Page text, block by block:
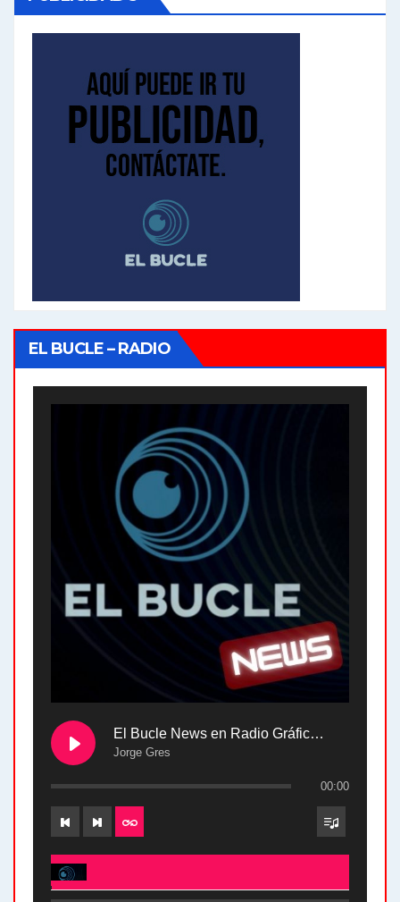
EL BUCLE – RADIO
El Bucle News en Radio Gráfica. Bloque 2 . 28.04.24
Jorge Gres
00:00
El Bucle News en Radio Gráfica. Bloque 2 . 28.04.24 - Jorge Gres